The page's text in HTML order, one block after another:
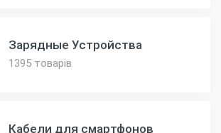
Зарядные Устройства
1395 товарів
Кабели для смартфонов